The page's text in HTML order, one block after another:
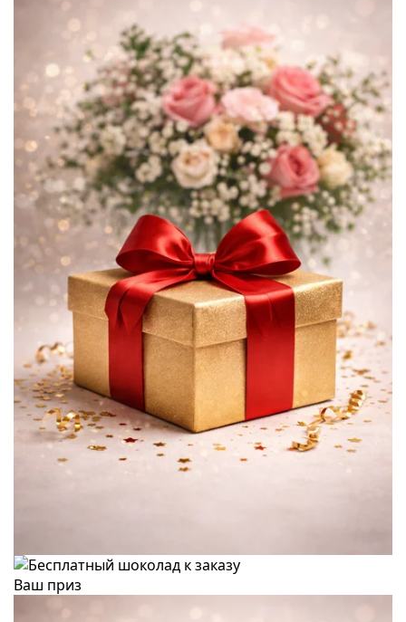
Ваш приз